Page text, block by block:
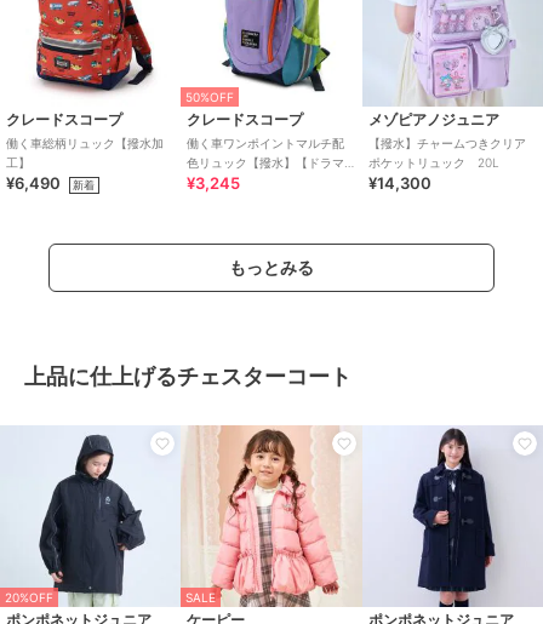
クレードスコープ
働く車総柄リュック【撥水加
工】
¥6,490 新着
50%OFF
クレードスコープ
働く車ワンポイントマルチ配
色リュック【撥水】【ドラマ
着用アイテム】
¥3,245
メゾピアノジュニア
【撥水】チャームつきクリア
ポケットリュック 20L
¥14,300
もっとみる
上品に仕上げるチェスターコート
20%OFF
ポンポネットジュニア
SALE
ケーピー ポンポネットジュニア